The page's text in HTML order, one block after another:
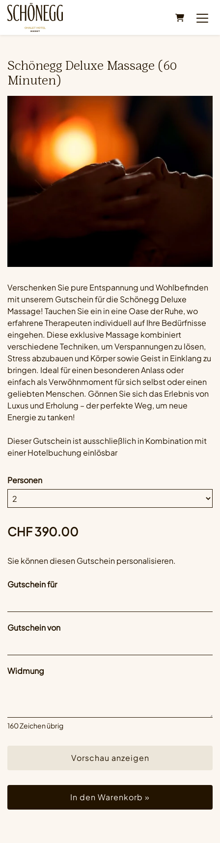
Warenkorb
Schönegg Deluxe Massage (60
Minuten)
Verschenken Sie pure Entspannung und Wohlbefinden
mit unserem Gutschein für die Schönegg Deluxe
Massage! Tauchen Sie ein in eine Oase der Ruhe, wo
erfahrene Therapeuten individuell auf Ihre Bedürfnisse
eingehen. Diese exklusive Massage kombiniert
verschiedene Techniken, um Verspannungen zu lösen,
Stress abzubauen und Körper sowie Geist in Einklang zu
bringen. Ideal für einen besonderen Anlass oder
einfach als Verwöhnmoment für sich selbst oder einen
geliebten Menschen. Gönnen Sie sich das Erlebnis von
Luxus und Erholung – der perfekte Weg, um neue
Energie zu tanken!
Dieser Gutschein ist ausschließlich in Kombination mit
einer Hotelbuchung einlösbar
Personen
CHF 390.00
Sie können diesen Gutschein personalisieren.
Gutschein für
Gutschein von
Widmung
160Zeichen übrig
Vorschau anzeigen
In den Warenkorb »